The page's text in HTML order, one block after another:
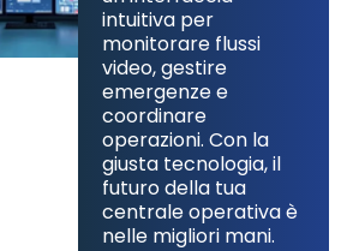
intuitiva per
monitorare flussi
video, gestire
emergenze e
coordinare
operazioni. Con la
giusta tecnologia, il
futuro della tua
centrale operativa è
nelle migliori mani.